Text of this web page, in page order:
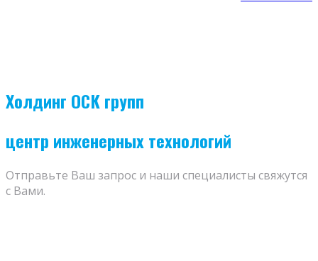
Холдинг ОСК групп
центр инженерных технологий
Отправьте Ваш запрос и наши специалисты свяжутся
с Вами.